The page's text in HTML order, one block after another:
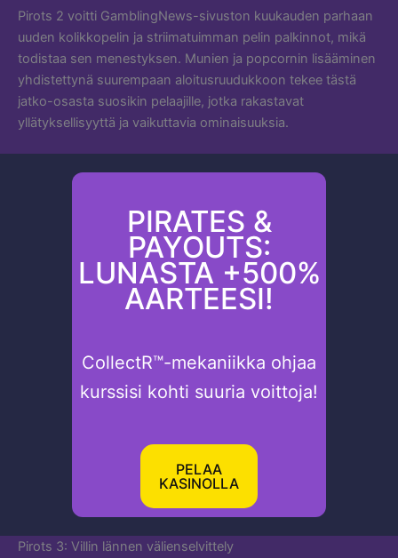
Pirots 2 voitti GamblingNews-sivuston kuukauden parhaan
uuden kolikkopelin ja striimatuimman pelin palkinnot, mikä
todistaa sen menestyksen. Munien ja popcornin lisääminen
yhdistettynä suurempaan aloitusruudukkoon tekee tästä
jatko-osasta suosikin pelaajille, jotka rakastavat
yllätyksellisyyttä ja vaikuttavia ominaisuuksia.
PIRATES &
PAYOUTS:
LUNASTA +500%
AARTEESI!
CollectR™-mekaniikka ohjaa
kurssisi kohti suuria voittoja!
PELAA
KASINOLLA
Pirots 3: Villin lännen välienselvittely